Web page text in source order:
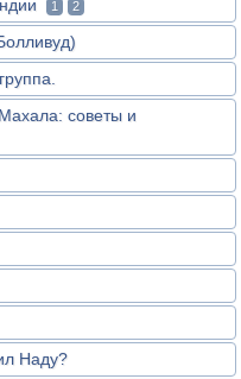
1 2
советы и
Наду?